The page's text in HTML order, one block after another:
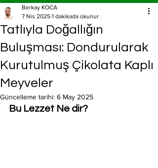
Tatlıyla Doğallığın
Buluşması: Dondurularak
Kurutulmuş Çikolata Kaplı
Meyveler
Berkay KOCA
7 Nis 2025 1 dakikada okunur
Güncelleme tarihi: 6 May 2025
Bu Lezzet Ne dir?